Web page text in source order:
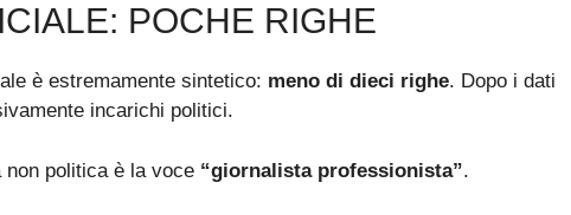
POCHE RIGHE
è estremamente sintetico: meno di dieci righe. Dopo i dati
incarichi politici.
non politica è la voce “giornalista professionista”.